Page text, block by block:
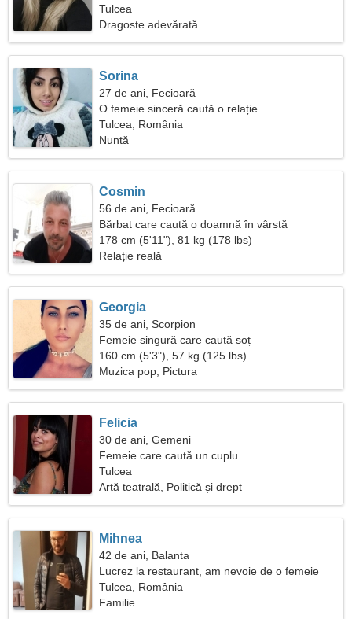
Tulcea
Dragoste adevărată
Sorina
27 de ani, Fecioară
O femeie sinceră caută o relație
Tulcea, România
Nuntă
Cosmin
56 de ani, Fecioară
Bărbat care caută o doamnă în vârstă
178 cm (5'11"), 81 kg (178 lbs)
Relație reală
Georgia
35 de ani, Scorpion
Femeie singură care caută soț
160 cm (5'3"), 57 kg (125 lbs)
Muzica pop, Pictura
Felicia
30 de ani, Gemeni
Femeie care caută un cuplu
Tulcea
Artă teatrală, Politică și drept
Mihnea
42 de ani, Balanta
Lucrez la restaurant, am nevoie de o femeie
modestă
Tulcea, România
Familie